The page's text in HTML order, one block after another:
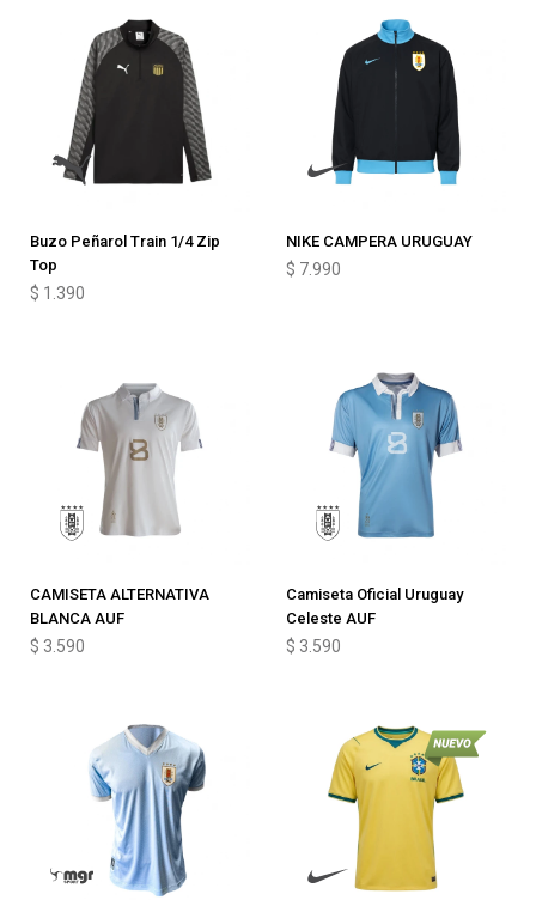
Buzo Peñarol Train 1/4 Zip
Top
$ 1.390
NIKE CAMPERA URUGUAY
$ 7.990
CAMISETA ALTERNATIVA
BLANCA AUF
$ 3.590
Camiseta Oficial Uruguay
Celeste AUF
$ 3.590